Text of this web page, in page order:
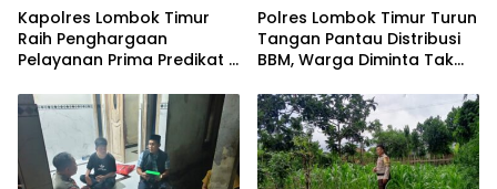
Kapolres Lombok Timur
Raih Penghargaan
Pelayanan Prima Predikat A
Polres Lombok Timur Turun
Tangan Pantau Distribusi
BBM, Warga Diminta Tak